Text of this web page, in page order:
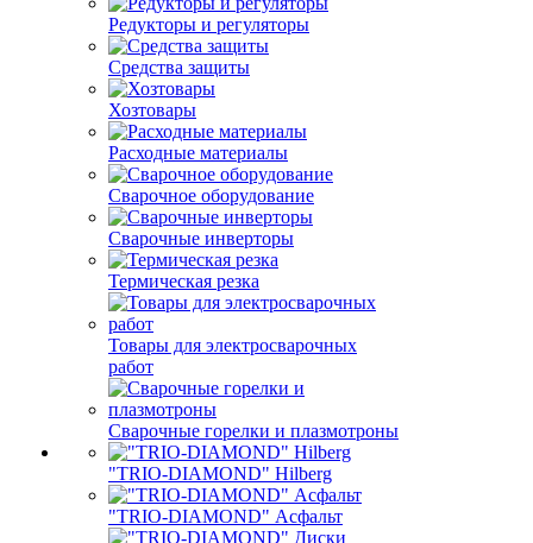
Редукторы и регуляторы
Средства защиты
Хозтовары
Расходные материалы
Сварочное оборудование
Сварочные инверторы
Термическая резка
Товары для электросварочных
работ
Сварочные горелки и плазмотроны
"TRIO-DIAMOND" Hilberg
"TRIO-DIAMOND" Асфальт